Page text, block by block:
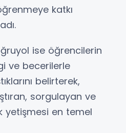
katkı
ise öğrencilerin
ve becerilerle
belirterek,
sorgulayan ve
yetişmesi en temel